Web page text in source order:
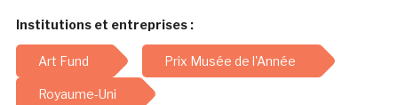
Institutions et entreprises :
Art Fund Prix Musée de l'Année
Royaume-Uni